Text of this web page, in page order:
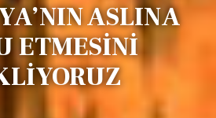
ASLINA
ETMESİNİ